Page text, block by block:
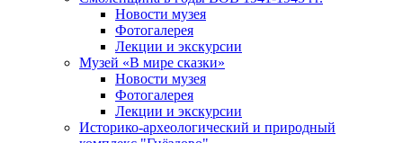
Новости музея
Фотогалерея
Лекции и экскурсии
Музей «В мире сказки»
Новости музея
Фотогалерея
Лекции и экскурсии
Историко-археологический и природный